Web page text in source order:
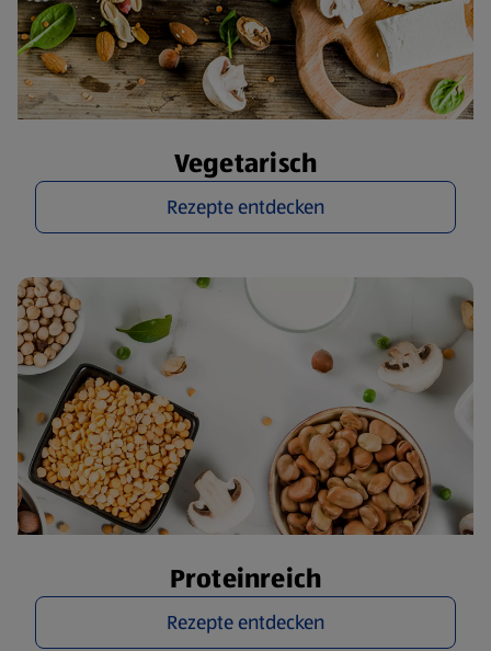
Vegetarisch
Rezepte entdecken
Proteinreich
Rezepte entdecken